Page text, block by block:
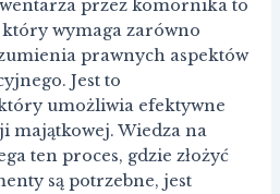
przez komornika to
wymaga zarówno
prawnych aspektów
Jest to
umożliwia efektywne
majątkowej. Wiedza na
ten proces, gdzie złożyć
są potrzebne, jest